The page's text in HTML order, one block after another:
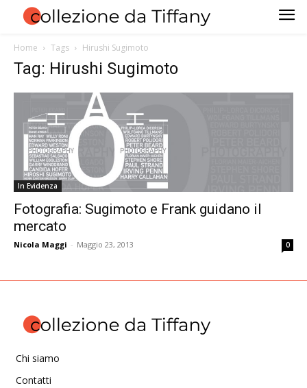
Home Tags Hirushi Sugimoto
Tag: Hirushi Sugimoto
In Evidenza
Fotografia: Sugimoto e Frank guidano il
mercato
Nicola Maggi - Maggio 23, 2013 0
Chi siamo
Contatti